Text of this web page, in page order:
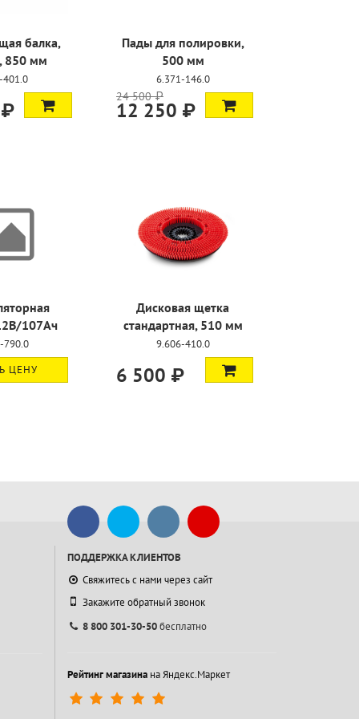
балка,
850 мм
401.0
Пады для полировки,
500 мм
6.371-146.0
24 500 ₽
12 250 ₽
107Ач
790.0
ЦЕНУ
Дисковая щетка
стандартная, 510 мм
9.606-410.0
6 500 ₽
ПОДДЕРЖКА КЛИЕНТОВ
Свяжитесь с нами через сайт
Закажите обратный звонок
8 800 301-30-50бесплатно
Рейтинг магазинана Яндекс.Маркет